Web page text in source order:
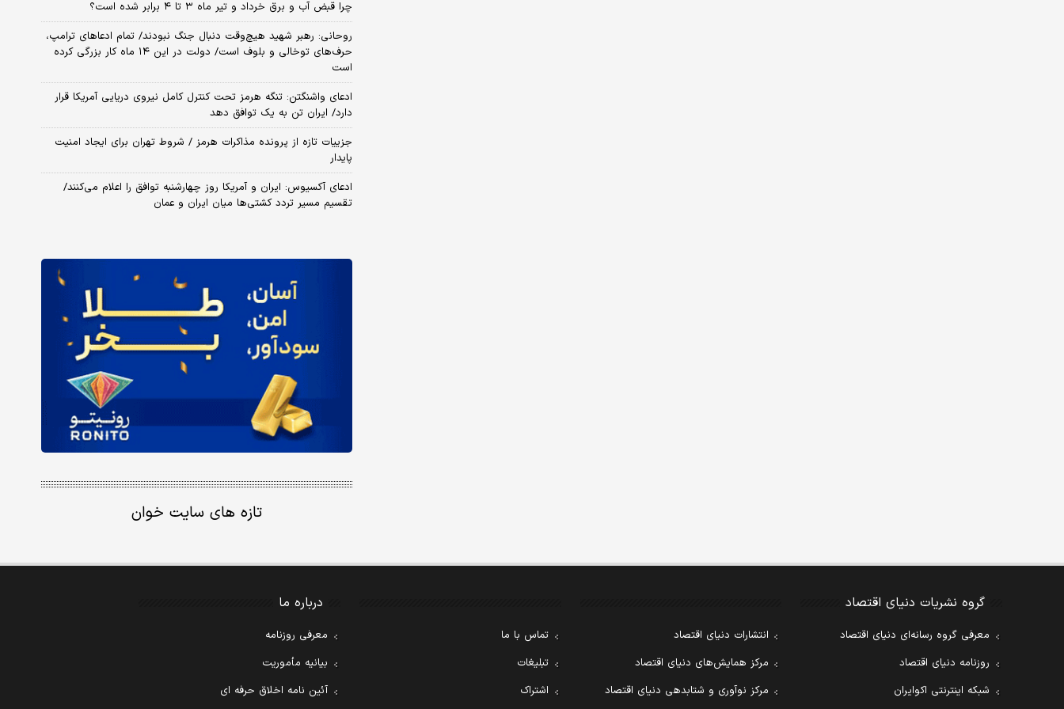
چرا قبض آب و برق خرداد و تیر ماه ۳ تا ۴ برابر شده است؟
روحانی: رهبر شهید هیچ‌وقت دنبال جنگ نبودند/ تمام ادعاهای ترامپ،
حرف‌های توخالی و بلوف است/ دولت در این ۱۴ ماه کار بزرگی کرده
است
ادعای واشنگتن: تنگه هرمز تحت کنترل کامل نیروی دریایی آمریکا قرار
دارد/ ایران تن به یک توافق دهد
جزییات تازه از پرونده مذاکرات هرمز / شروط تهران برای ایجاد امنیت
پایدار
ادعای آکسیوس: ایران و آمریکا روز چهارشنبه توافق را اعلام می‌کنند/
تقسیم مسیر تردد کشتی‌ها میان ایران و عمان
تازه های سایت خوان
گروه نشریات دنیای اقتصاد
معرفی گروه رسانه‌ای دنیای اقتصاد
روزنامه دنیای اقتصاد
شبکه اینترنتی اکوایران
انتشارات دنیای اقتصاد
مرکز همایش‌های دنیای اقتصاد
مرکز نوآوری و شتابدهی دنیای اقتصاد
تماس با ما
تبلیغات
اشتراک
درباره ما
معرفی روزنامه
بیانیه مأموریت
آئین نامه اخلاق حرفه ای